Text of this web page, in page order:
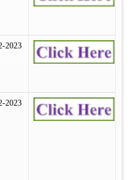
2023
2023